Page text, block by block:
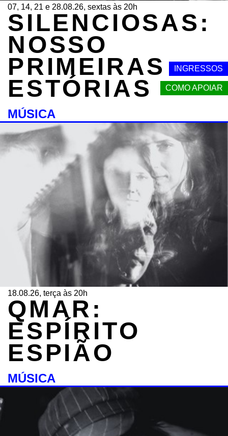
INGRESSOS
COMO APOIAR
07, 14, 21 e 28.08.26, sextas às 20h
SILENCIOSAS:
NOSSO
PRIMEIRAS
ESTÓRIAS
MÚSICA
18.08.26, terça às 20h
QMAR:
ESPÍRITO
ESPIÃO
MÚSICA